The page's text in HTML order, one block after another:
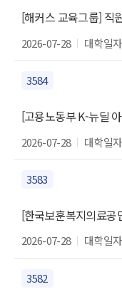
2026-07-28 대학일
3584
2026-07-28 대학일
3583
[한국보훈복지의료공
2026-07-28 대학일
3582